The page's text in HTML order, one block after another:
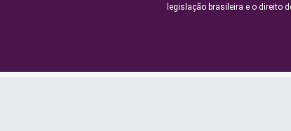
legislação brasileira e o direito